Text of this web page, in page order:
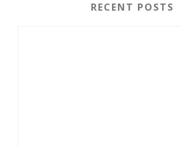
RECENT POSTS